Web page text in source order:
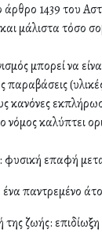
1439 του
μάλιστα τόσο
μπορεί να
παραβάσεις
κανόνες
καλύπτει
φυσική επαφή
παντρεμένο
της ζωής: